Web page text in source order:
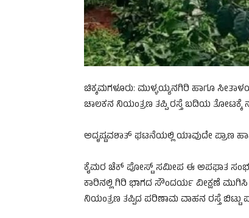
ಚಿಕ್ಕಮಗಳೂರು: ಮುಳ್ಳಯ್ಯನಗಿರಿ ಹಾಗೂ
ಚಾಲಕನ ನಿಯಂತ್ರಣ ತಪ್ಪಿ ರಸ್ತೆ ಬದಿಯ ತೋಟಕ್ಕೆ
ಅದೃಷ್ಟವಶಾತ್ ಘಟನೆಯಲ್ಲಿ ಯಾವುದೇ ಪ್ರಾಣ
ಕೈಮರ ಚೆಕ್ ಪೋಸ್ಟ್ ಸಮೀಪ ಈ ಅಪಘಾತ
ಕಾರಿನಲ್ಲಿ ಗಿರಿ ಭಾಗದ ಸೌಂದರ್ಯ ವೀಕ್ಷಣೆ ಮುಗಿಸಿ
ನಿಯಂತ್ರಣ ತಪ್ಪಿದ ಪರಿಣಾಮ ವಾಹನ ರಸ್ತೆ ಬಿಟ್ಟು